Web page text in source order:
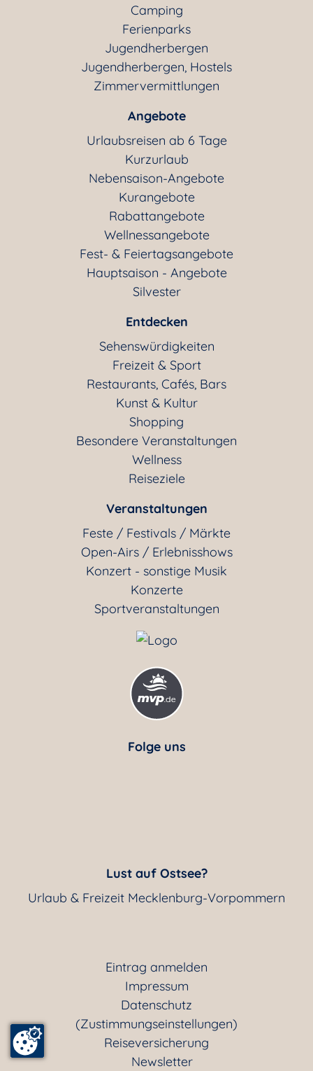
Camping
Ferienparks
Jugendherbergen
Jugendherbergen, Hostels
Zimmervermittlungen
Angebote
Urlaubsreisen ab 6 Tage
Kurzurlaub
Nebensaison-Angebote
Kurangebote
Rabattangebote
Wellnessangebote
Fest- & Feiertagsangebote
Hauptsaison - Angebote
Silvester
Entdecken
Sehenswürdigkeiten
Freizeit & Sport
Restaurants, Cafés, Bars
Kunst & Kultur
Shopping
Besondere Veranstaltungen
Wellness
Reiseziele
Veranstaltungen
Feste / Festivals / Märkte
Open-Airs / Erlebnisshows
Konzert - sonstige Musik
Konzerte
Sportveranstaltungen
Folge uns
Lust auf Ostsee?
Urlaub & Freizeit Mecklenburg-Vorpommern
Eintrag anmelden
Impressum
Datenschutz
(Zustimmungseinstellungen)
Reiseversicherung
Newsletter